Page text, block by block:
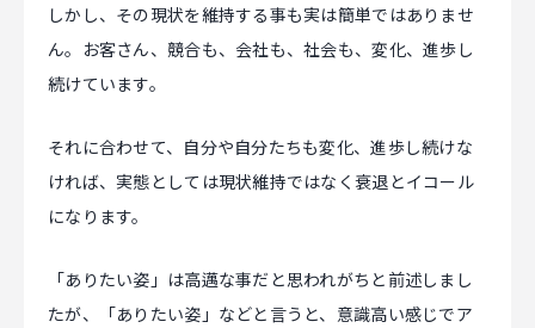
しかし、その現状を維持する事も実は簡単ではありませ
ん。お客さん、競合も、会社も、社会も、変化、進歩し
続けています。
それに合わせて、自分や自分たちも変化、進歩し続けな
ければ、実態としては現状維持ではなく衰退とイコール
になります。
「ありたい姿」は高邁な事だと思われがちと前述しまし
たが、「ありたい姿」などと言うと、意識高い感じでア